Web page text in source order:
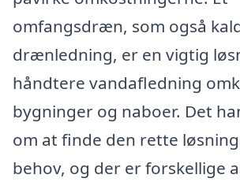
omfangsdræn, som også
drænledning, er en vigtig
håndtere vandafledning
bygninger og naboer. Det
om at finde den rette
behov, og der er forskellige